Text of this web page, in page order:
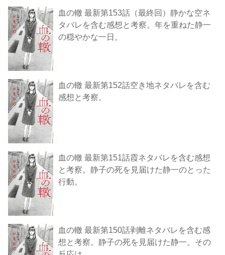
血の轍 最新第153話（最終回）静かな空ネ
タバレを含む感想と考察。年を重ねた静一
の穏やかな一日。
血の轍 最新第152話空き地ネタバレを含む
感想と考察。
血の轍 最新第151話霞ネタバレを含む感想
と考察。静子の死を見届けた静一のとった
行動。
血の轍 最新第150話剥離ネタバレを含む感
想と考察。静子の死を見届けた静一。その